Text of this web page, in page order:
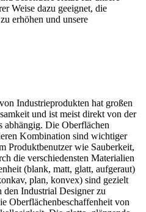
Weise dazu geeignet, die
erhöhen und unsere
Industrieprodukten hat großen
und ist meist direkt von der
abhängig. Die Oberflächen
Kombination sind wichtiger
Produktbenutzer wie Sauberkeit,
die verschiedensten Materialien
(blank, matt, glatt, aufgeraut)
plan, konvex) sind gezielt
den Industrial Designer zu
Oberflächenbeschaffenheit von